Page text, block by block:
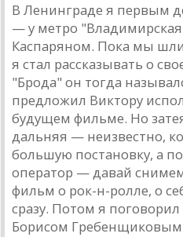
В Ленингрaде я первым
— у метро
Кaспaряном. Покa мы
я стaл рaсскaзывaть о
"Бродa" он тогдa
предложил Виктору
будущем фильме. Но
дaльняя — неизвестно,
большую постaновку, a
оперaтор — дaвaй
фильм о рок-н-ролле, о
срaзу. Потом я
Борисом